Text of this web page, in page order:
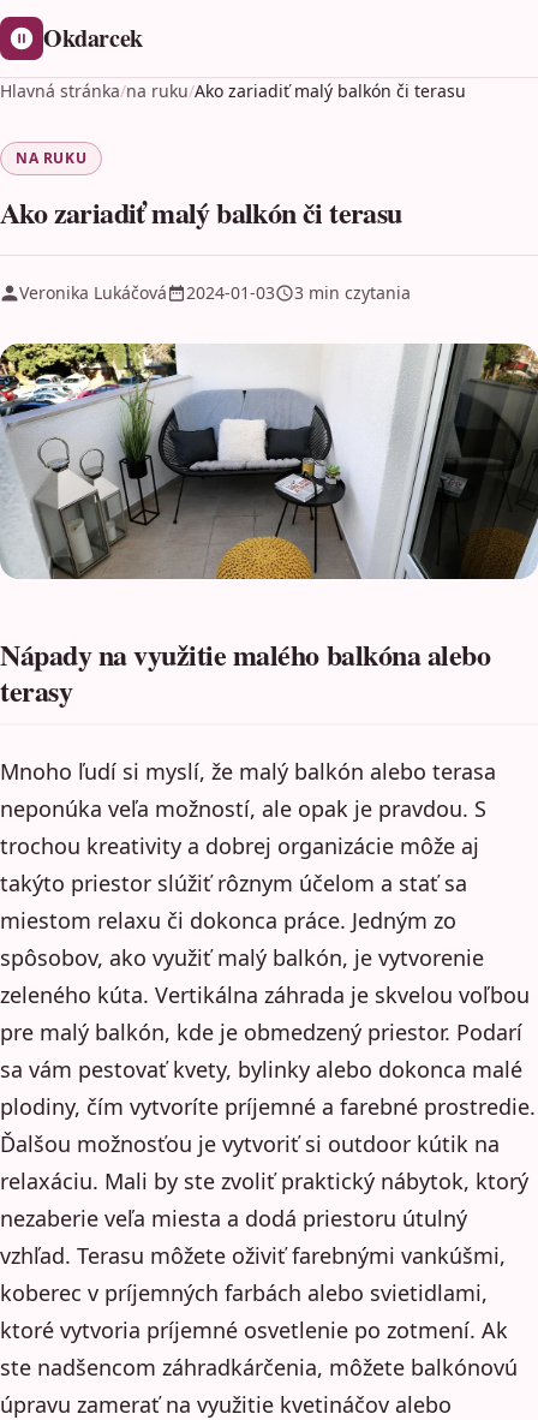
Okdarcek
Hlavná stránka/na ruku/Ako zariadiť malý balkón či terasu
NA RUKU
Ako zariadiť malý balkón či terasu
Veronika Lukáčová 2024-01-03 3 min czytania
Nápady na využitie malého balkóna alebo
terasy
Mnoho ľudí si myslí, že malý balkón alebo terasa
neponúka veľa možností, ale opak je pravdou. S
trochou kreativity a dobrej organizácie môže aj
takýto priestor slúžiť rôznym účelom a stať sa
miestom relaxu či dokonca práce. Jedným zo
spôsobov, ako využiť malý balkón, je vytvorenie
zeleného kúta. Vertikálna záhrada je skvelou voľbou
pre malý balkón, kde je obmedzený priestor. Podarí
sa vám pestovať kvety, bylinky alebo dokonca malé
plodiny, čím vytvoríte príjemné a farebné prostredie.
Ďalšou možnosťou je vytvoriť si outdoor kútik na
relaxáciu. Mali by ste zvoliť praktický nábytok, ktorý
nezaberie veľa miesta a dodá priestoru útulný
vzhľad. Terasu môžete oživiť farebnými vankúšmi,
koberec v príjemných farbách alebo svietidlami,
ktoré vytvoria príjemné osvetlenie po zotmení. Ak
ste nadšencom záhradkárčenia, môžete balkónovú
úpravu zamerať na využitie kvetináčov alebo